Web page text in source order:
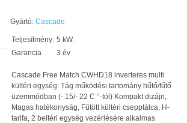
Gyártó: Cascade
Teljesítmény: 5 kW.
Garancia
3 év
Cascade Free Match CWHD18 inverteres multi
kültéri egység: Tág működési tartomány hűtő/fűtő
üzemmódban (- 15/- 22 C °-tól) Kompakt dizájn,
Magas hatékonyság, Fűtött kültéri csepptálca, H-
tarifa, 2 beltéri egység vezérlésére alkalmas